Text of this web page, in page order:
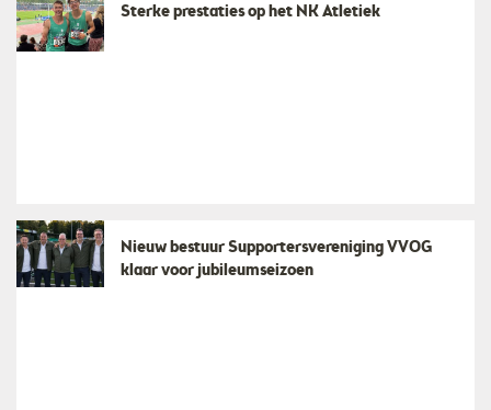
Sterke prestaties op het NK Atletiek
Nieuw bestuur Supportersvereniging VVOG
klaar voor jubileumseizoen